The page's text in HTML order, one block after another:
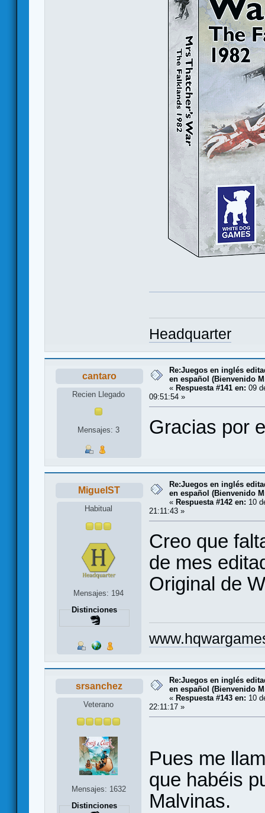
Headquarter
cantaro
Recien Llegado
Mensajes: 3
Re:Juegos en inglés
en español (Bienvenido
« Respuesta #141 en: 09
09:51:54 »
Gracias por
MiguelST
Habitual
Mensajes: 194
Distinciones
Re:Juegos en inglés
en español (Bienvenido
« Respuesta #142 en: 10
21:11:43 »
Creo que
de mes
Original de
srsanchez
Veterano
Mensajes: 1632
Distinciones
Re:Juegos en inglés
en español (Bienvenido
« Respuesta #143 en: 10
22:11:17 »
Pues me
que habéis
Malvinas.